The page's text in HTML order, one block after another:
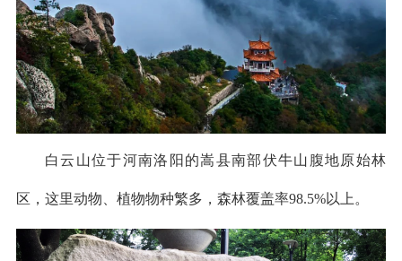
白云山位于河南洛阳的嵩县南部伏牛山腹地原始林
区，这里动物、植物物种繁多，森林覆盖率98.5%以上。